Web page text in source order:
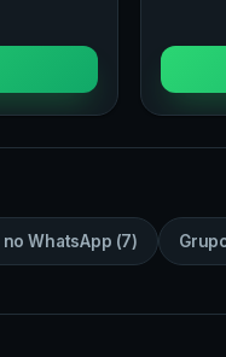
noWhatsApp (7)